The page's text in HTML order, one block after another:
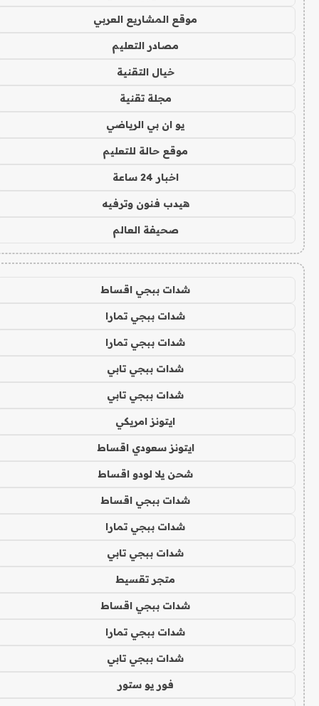
موقع المشاريع العربي
مصادر التعليم
خيال التقنية
مجلة تقنية
يو ان بي الرياضي
موقع حالة للتعليم
اخبار 24 ساعة
هيدب فنون وترفيه
صحيفة العالم
شدات ببجي اقساط
شدات ببجي تمارا
شدات ببجي تمارا
شدات ببجي تابي
شدات ببجي تابي
ايتونز امريكي
ايتونز سعودي اقساط
شحن يلا لودو اقساط
شدات ببجي اقساط
شدات ببجي تمارا
شدات ببجي تابي
متجر تقسيط
شدات ببجي اقساط
شدات ببجي تمارا
شدات ببجي تابي
فور يو ستور